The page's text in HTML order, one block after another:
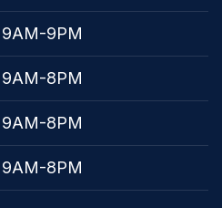
9AM-9PM
9AM-8PM
9AM-8PM
9AM-8PM